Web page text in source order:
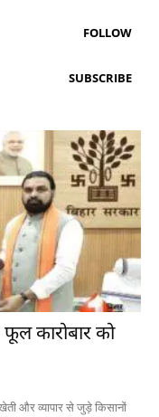
FOLLOW
SUBSCRIBE
कारोबार को
और व्यापार से जुड़े किसानों